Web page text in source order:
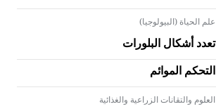
علم الحياة (البيولوجيا)
تعدد أشكال البلورات
التحكم الموائم
العلوم والتقانات الزراعية والغذائية
- هل تعلم أن الأبلق نوع من الفنون